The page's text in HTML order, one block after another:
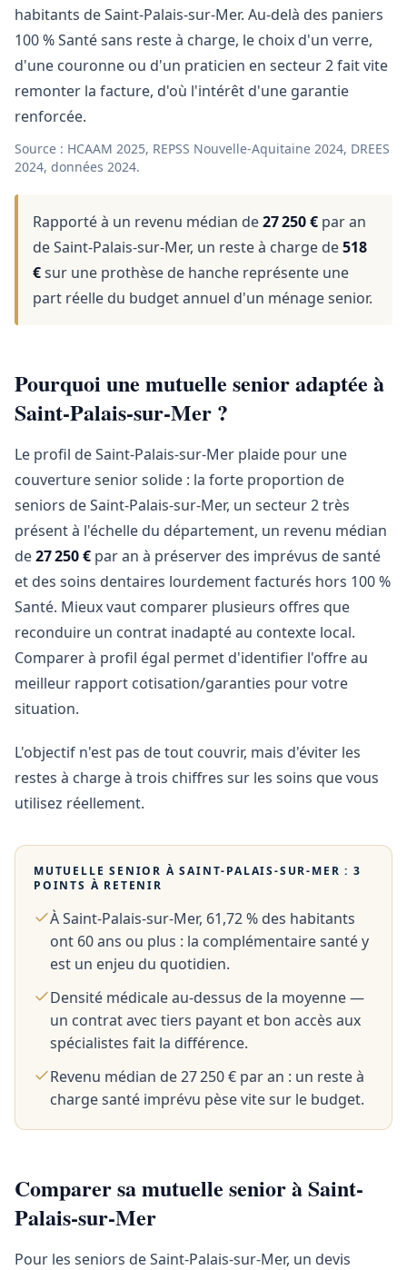
habitants de Saint-Palais-sur-Mer. Au-delà des paniers
100 % Santé sans reste à charge, le choix d'un verre,
d'une couronne ou d'un praticien en secteur 2 fait vite
remonter la facture, d'où l'intérêt d'une garantie
renforcée.
Source : HCAAM 2025, REPSS Nouvelle-Aquitaine 2024, DREES
2024, données 2024.
Rapporté à un revenu médian de27 250 € par an
de Saint-Palais-sur-Mer, un reste à charge de518
€sur une prothèse de hanche représente une
part réelle du budget annuel d'un ménage senior.
Pourquoi une mutuelle senior adaptée à
Saint-Palais-sur-Mer ?
Le profil de Saint-Palais-sur-Mer plaide pour une
couverture senior solide : la forte proportion de
seniors de Saint-Palais-sur-Mer, un secteur 2 très
présent à l'échelle du département, un revenu médian
de27 250 € par an à préserver des imprévus de santé
et des soins dentaires lourdement facturés hors 100 %
Santé. Mieux vaut comparer plusieurs offres que
reconduire un contrat inadapté au contexte local.
Comparer à profil égal permet d'identifier l'offre au
meilleur rapport cotisation/garanties pour votre
situation.
L'objectif n'est pas de tout couvrir, mais d'éviter les
restes à charge à trois chiffres sur les soins que vous
utilisez réellement.
MUTUELLE SENIOR ÀSAINT-PALAIS-SUR-MER : 3
POINTS À RETENIR
À Saint-Palais-sur-Mer, 61,72 % des habitants
ont 60 ans ou plus : la complémentaire santé y
est un enjeu du quotidien.
Densité médicale au-dessus de la moyenne —
un contrat avec tiers payant et bon accès aux
spécialistes fait la différence.
Revenu médian de 27 250 € par an : un reste à
charge santé imprévu pèse vite sur le budget.
Comparer sa mutuelle senior à Saint-
Palais-sur-Mer
Pour les seniors de Saint-Palais-sur-Mer, un devis